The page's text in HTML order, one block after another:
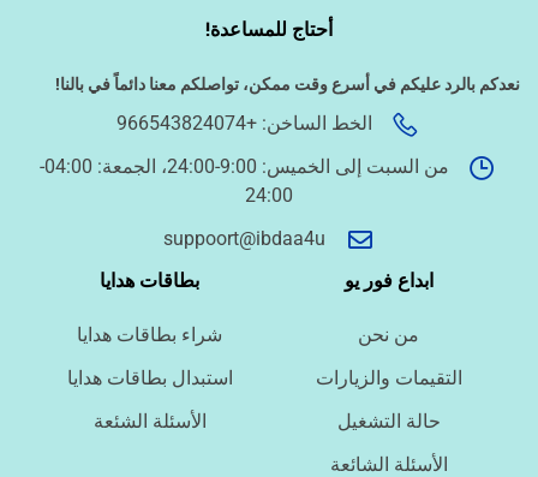
أحتاج للمساعدة!
نعدكم بالرد عليكم في أسرع وقت ممكن، تواصلكم معنا دائماً في بالنا!
الخط الساخن: +966543824074
من السبت إلى الخميس: 9:00-24:00، الجمعة: 04:00-
24:00
suppoort@ibdaa4u
ابداع فور يو
من نحن
التقيمات والزيارات
حالة التشغيل
الأسئلة الشائعة
بطاقات هدايا
شراء بطاقات هدايا
استبدال بطاقات هدايا
الأسئلة الشئعة
دراسة الجدوى وخطط المشاريع
الخدمات الإلكترونية الحكومية
ما نوع الملف؟